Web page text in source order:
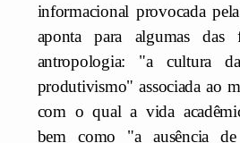
informacional provocada
aponta para algumas das
antropologia: "a cultura
produtivismo" associada ao
com o qual a vida
bem como "a ausência de